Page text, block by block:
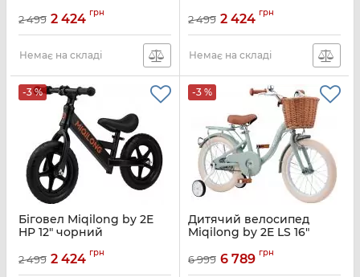
2 499 2 424 грн
Немає на складі
2 499 2 424 грн
Немає на складі
-3 %
Біговел Miqilong by 2E
HP 12" чорний
2 499 2 424 грн
-3 %
Дитячий велосипед
Miqilong by 2E LS 16"
Артикул: RBB-LS16-OLIVE
6 999 6 789 грн